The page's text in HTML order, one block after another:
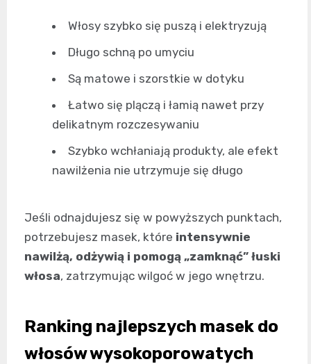
Włosy szybko się puszą i elektryzują
Długo schną po umyciu
Są matowe i szorstkie w dotyku
Łatwo się plączą i łamią nawet przy
delikatnym rozczesywaniu
Szybko wchłaniają produkty, ale efekt
nawilżenia nie utrzymuje się długo
Jeśli odnajdujesz się w powyższych punktach,
potrzebujesz masek, które intensywnie
nawilżą, odżywią i pomogą „zamknąć” łuski
włosa, zatrzymując wilgoć w jego wnętrzu.
Ranking najlepszych masek do
włosów wysokoporowatych